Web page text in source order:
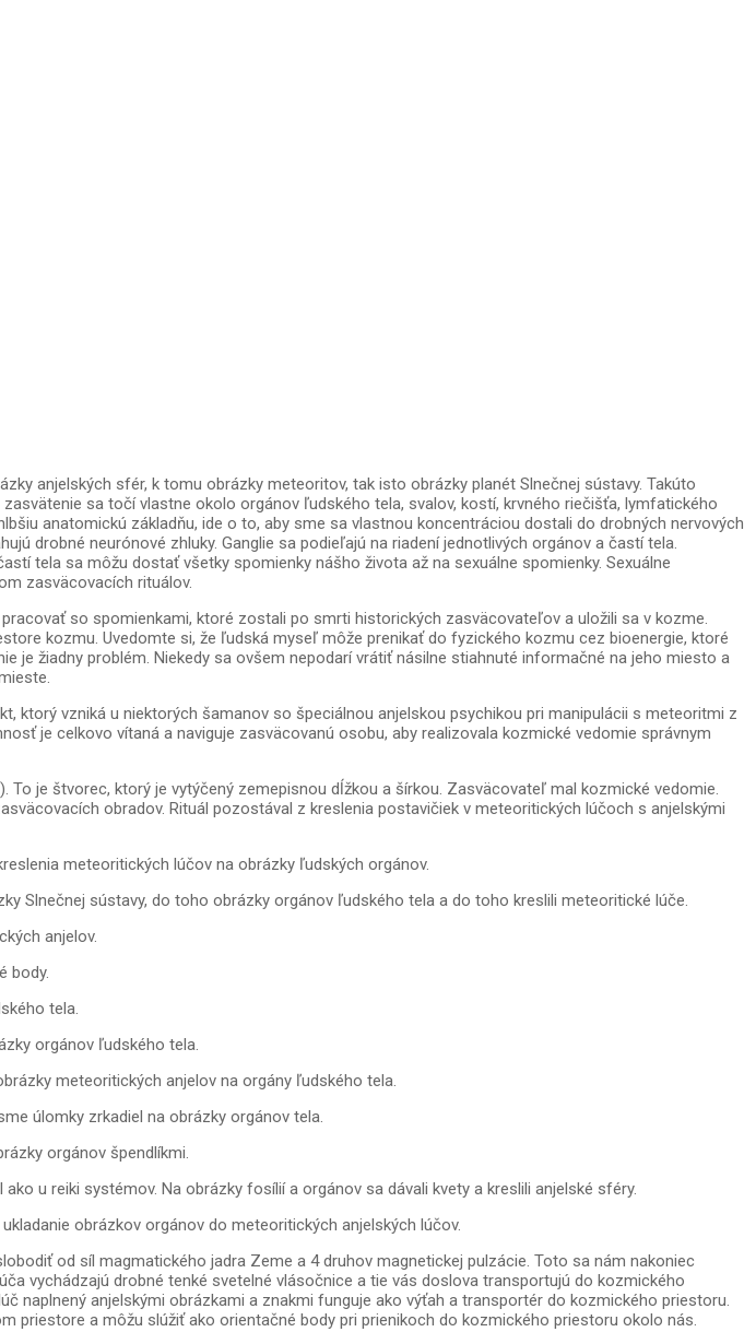
anjelských sfér, k tomu obrázky meteoritov, tak isto obrázky planét Slnečnej sústavy. Takúto
sa točí vlastne okolo orgánov ľudského tela, svalov, kostí, krvného riečišťa, lymfatického
anatomickú základňu, ide o to, aby sme sa vlastnou koncentráciou dostali do drobných nervových
drobné neurónové zhluky. Ganglie sa podieľajú na riadení jednotlivých orgánov a častí tela.
tela sa môžu dostať všetky spomienky nášho života až na sexuálne spomienky. Sexuálne
zasväcovacích rituálov.
so spomienkami, ktoré zostali po smrti historických zasväcovateľov a uložili sa v kozme.
kozmu. Uvedomte si, že ľudská myseľ môže prenikať do fyzického kozmu cez bioenergie, ktoré
je žiadny problém. Niekedy sa ovšem nepodarí vrátiť násilne stiahnuté informačné na jeho miesto a
ktorý vzniká u niektorých šamanov so špeciálnou anjelskou psychikou pri manipulácii s meteoritmi z
je celkovo vítaná a naviguje zasväcovanú osobu, aby realizovala kozmické vedomie správnym
je štvorec, ktorý je vytýčený zemepisnou dĺžkou a šírkou. Zasväcovateľ mal kozmické vedomie.
obradov. Rituál pozostával z kreslenia postavičiek v meteoritických lúčoch s anjelskými
meteoritických lúčov na obrázky ľudských orgánov.
Slnečnej sústavy, do toho obrázky orgánov ľudského tela a do toho kreslili meteoritické lúče.
anjelov.
body.
tela.
orgánov ľudského tela.
meteoritických anjelov na orgány ľudského tela.
úlomky zrkadiel na obrázky orgánov tela.
orgánov špendlíkmi.
u reiki systémov. Na obrázky fosílií a orgánov sa dávali kvety a kreslili anjelské sféry.
obrázkov orgánov do meteoritických anjelských lúčov.
od síl magmatického jadra Zeme a 4 druhov magnetickej pulzácie. Toto sa nám nakoniec
vychádzajú drobné tenké svetelné vlásočnice a tie vás doslova transportujú do kozmického
naplnený anjelskými obrázkami a znakmi funguje ako výťah a transportér do kozmického priestoru.
a môžu slúžiť ako orientačné body pri prienikoch do kozmického priestoru okolo nás.